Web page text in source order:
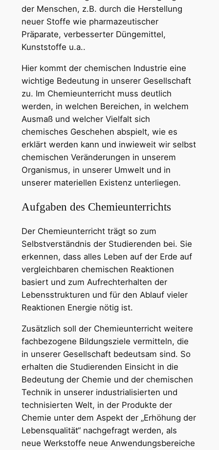
der Menschen, z.B. durch die Herstellung
neuer Stoffe wie pharmazeutischer
Präparate, verbesserter Düngemittel,
Kunststoffe u.a..
Hier kommt der chemischen Industrie eine
wichtige Bedeutung in unserer Gesellschaft
zu. Im Chemieunterricht muss deutlich
werden, in welchen Bereichen, in welchem
Ausmaß und welcher Vielfalt sich
chemisches Geschehen abspielt, wie es
erklärt werden kann und inwieweit wir selbst
chemischen Veränderungen in unserem
Organismus, in unserer Umwelt und in
unserer materiellen Existenz unterliegen.
Aufgaben des Chemieunterrichts
Der Chemieunterricht trägt so zum
Selbstverständnis der Studierenden bei. Sie
erkennen, dass alles Leben auf der Erde auf
vergleichbaren chemischen Reaktionen
basiert und zum Aufrechterhalten der
Lebensstrukturen und für den Ablauf vieler
Reaktionen Energie nötig ist.
Zusätzlich soll der Chemieunterricht weitere
fachbezogene Bildungsziele vermitteln, die
in unserer Gesellschaft bedeutsam sind. So
erhalten die Studierenden Einsicht in die
Bedeutung der Chemie und der chemischen
Technik in unserer industrialisierten und
technisierten Welt, in der Produkte der
Chemie unter dem Aspekt der „Erhöhung der
Lebensqualität“ nachgefragt werden, als
neue Werkstoffe neue Anwendungsbereiche